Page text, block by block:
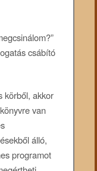
csábító
körből, akkor
van
álló,
programot